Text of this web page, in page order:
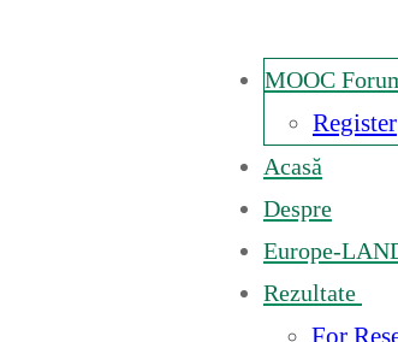
MOOC
Register
Acasă
Despre
Europe-
Rezultate
For